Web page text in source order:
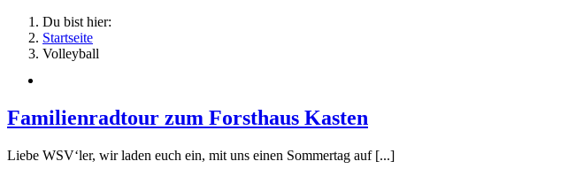
Du bist hier:
Startseite
Volleyball
Familienradtour zum Forsthaus Kasten
Liebe WSV‘ler, wir laden euch ein, mit uns einen Sommertag auf [...]